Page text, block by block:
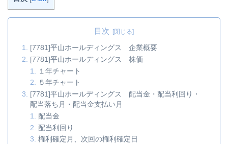
目次
[7781]平山ホールディングス 企業概要
[7781]平山ホールディングス 株価
１年チャート
５年チャート
[7781]平山ホールディングス 配当金・配当利回り・
配当落ち月・配当金支払い月
配当金
配当利回り
権利確定月、次回の権利確定日